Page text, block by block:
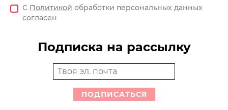
С Политикой обработки персональных данных
согласен
Подписка на рассылку
ПОДПИСАТЬСЯ